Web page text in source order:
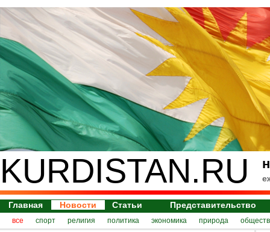
KURDISTAN.RU
Главная Новости Статьи Представительство
все спорт религия политика экономика природа